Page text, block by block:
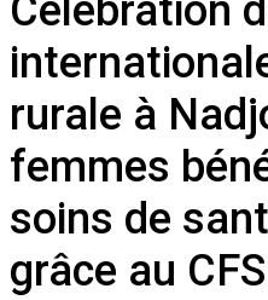
Célébration
rurale à
femmes
soins de
grâce au